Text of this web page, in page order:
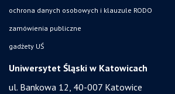
ochrona danych osobowych i klauzule RODO
zamówienia publiczne
gadżety UŚ
Uniwersytet Śląski w Katowicach
ul. Bankowa 12, 40-007 Katowice